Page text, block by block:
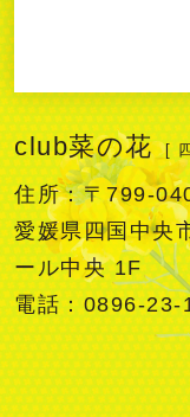
club菜の花 [
住所：〒799-
愛媛県四国中央
ール中央 1F
電話：0896-23-